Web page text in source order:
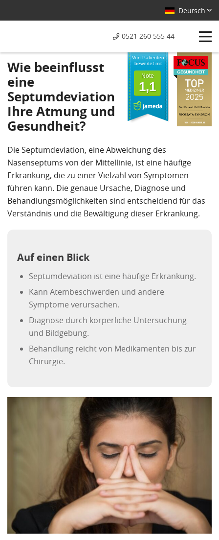
Deutsch
0521 260 555 44
Von Patienten
bewertet mit
Note
1,1
Wie beeinflusst
eine
Septumdeviation
Ihre Atmung und
Gesundheit?
Die Septumdeviation, eine Abweichung des
Nasenseptums von der Mittellinie, ist eine häufige
Erkrankung, die zu einer Vielzahl von Symptomen
führen kann. Die genaue Ursache, Diagnose und
Behandlungsmöglichkeiten sind entscheidend für das
Verständnis und die Bewältigung dieser Erkrankung.
Auf einen Blick
Septumdeviation ist eine häufige Erkrankung.
Kann Atembeschwerden und andere
Symptome verursachen.
Diagnose durch körperliche Untersuchung
und Bildgebung.
Behandlung reicht von Medikamenten bis zur
Chirurgie.